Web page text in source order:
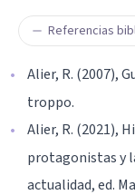
Referencias
Alier, R. (2007),
troppo.
Alier, R. (2021),
protagonistas y
actualidad, ed.